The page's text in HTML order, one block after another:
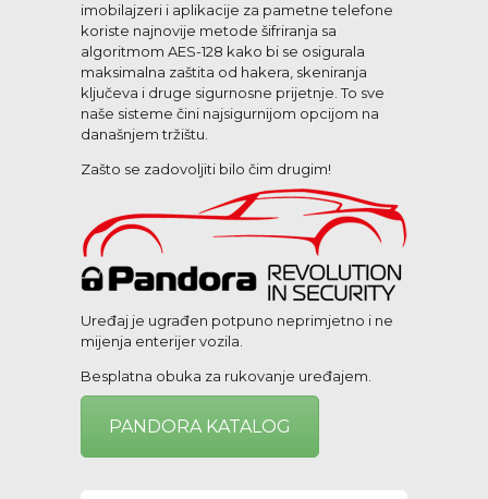
imobilajzeri i aplikacije za pametne telefone
koriste najnovije metode šifriranja sa
algoritmom AES-128 kako bi se osigurala
maksimalna zaštita od hakera, skeniranja
ključeva i druge sigurnosne prijetnje. To sve
naše sisteme čini najsigurnijom opcijom na
današnjem tržištu.
Zašto se zadovoljiti bilo čim drugim!
Uređaj je ugrađen potpuno neprimjetno i ne
mijenja enterijer vozila.
Besplatna obuka za rukovanje uređajem.
PANDORA KATALOG